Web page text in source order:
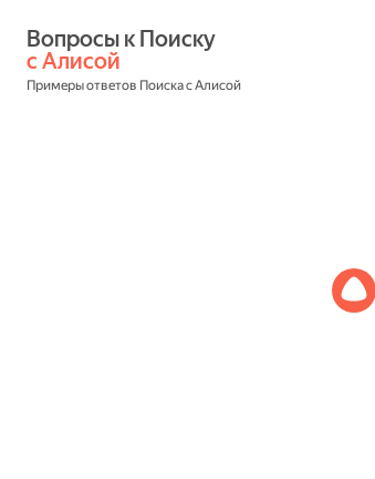
с Алисой
Примеры ответов Поиска с Алисой